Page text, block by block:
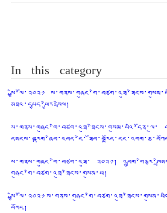
In this category
སྤྱི་ལོ་༢༠༢༡
མཐའ་དཔྱད་ཕྱིར་སྤེལ།
ས་གནས་གཞུང་གི་བཙག་འཐུ་ཐེངས་གསུམ་པའི་དོན་ལུ་
དམངས་བརྟག་ཞིབ་འབད་དེ་
ས་གནས་གཞུང་གི་བཙག་འཐུ་ ༢༠༢༡།
གཞུང་གི་བཙག་འཐུ་ཐེངས་གསུམ་པ།
སྤྱི་ལོ་༢༠༢༡
བཀོད།